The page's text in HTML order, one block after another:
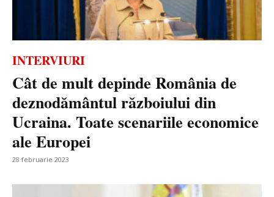
INTERVIURI
Cât de mult depinde România de
deznodământul războiului din
Ucraina. Toate scenariile economice
ale Europei
28 februarie 2023